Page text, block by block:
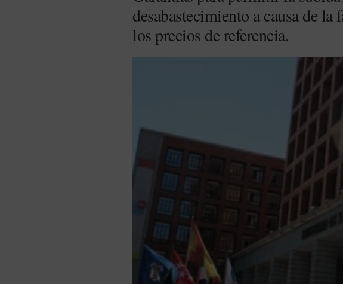
desabastecimiento a causa de
los precios de referencia.